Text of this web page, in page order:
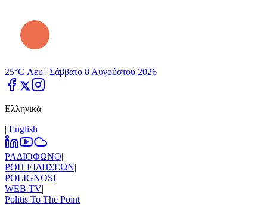
25°C Λευ | Σάββατο 8 Αυγούστου 2026
Ελληνικά
| Εnglish
ΡΑΔΙΟΦΩΝΟ|
ΡΟΗ ΕΙΔΗΣΕΩΝ|
POLIGNOSI|
WEB TV|
Politis To The Point